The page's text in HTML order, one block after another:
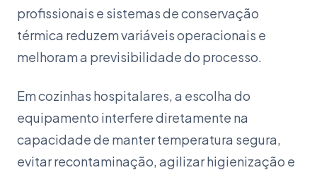
profissionais e sistemas de conservação
térmica reduzem variáveis operacionais e
melhoram a previsibilidade do processo.
Em cozinhas hospitalares, a escolha do
equipamento interfere diretamente na
capacidade de manter temperatura segura,
evitar recontaminação, agilizar higienização e